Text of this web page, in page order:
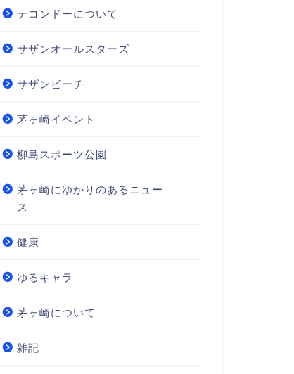
テコンドーについて
サザンオールスターズ
サザンビーチ
茅ヶ崎イベント
柳島スポーツ公園
茅ヶ崎にゆかりのあるニュー
ス
健康
ゆるキャラ
茅ヶ崎について
雑記